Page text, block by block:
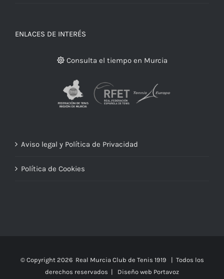
ENLACES DE INTERÉS
Consulta el tiempo en Murcia
Aviso legal y Política de Privacidad
Política de Cookies
© Copyright 2026 Real Murcia Club de Tenis 1919 | Todos los
derechos reservados | Diseño web Portavoz